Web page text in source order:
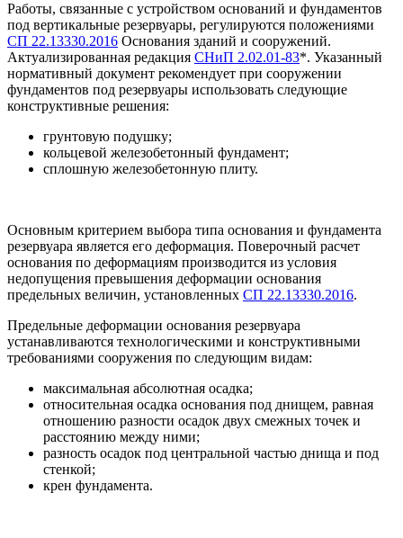
Работы, связанные с устройством оснований и фундаментов
под вертикальные резервуары, регулируются положениями
СП 22.13330.2016 Основания зданий и сооружений.
Актуализированная редакция СНиП 2.02.01-83*. Указанный
нормативный документ рекомендует при сооружении
фундаментов под резервуары использовать следующие
конструктивные решения:
грунтовую подушку;
кольцевой железобетонный фундамент;
сплошную железобетонную плиту.
Основным критерием выбора типа основания и фундамента
резервуара является его деформация. Поверочный расчет
основания по деформациям производится из условия
недопущения превышения деформации основания
предельных величин, установленных СП 22.13330.2016.
Предельные деформации основания резервуара
устанавливаются технологическими и конструктивными
требованиями сооружения по следующим видам:
максимальная абсолютная осадка;
относительная осадка основания под днищем, равная
отношению разности осадок двух смежных точек и
расстоянию между ними;
разность осадок под центральной частью днища и под
стенкой;
крен фундамента.